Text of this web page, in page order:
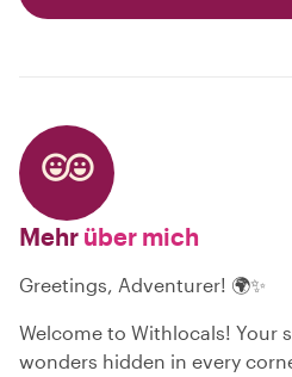
Mehr über mich
Greetings, Adventurer! 🌍✨
Welcome to Withlocals! Your
wonders hidden in every